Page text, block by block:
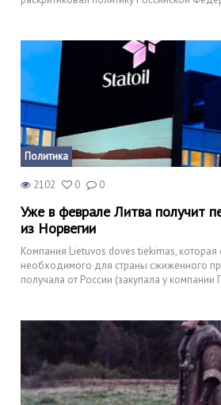
Политика
2102 0 0
Уже в феврале Литва получит
из Норвегии
Компания Lietuvos doves tiekimas,
необходимого для страны сжиженного
получала от России (закупала у компании